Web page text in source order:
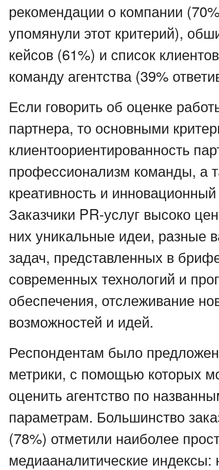
рекомендации о компании
упомянули этот критерий),
кейсов (61%) и список
команду агентства (39%
Если говорить об оценке
партнера, то основными
клиентоориентированность
профессионализм команды, а
креативность и
Заказчики PR-услуг высоко
них уникальные идеи, разные
задач, представленных в
современных технологий и
обеспечения, отслеживание
возможностей и идей.
Респондентам было
метрики, с помощью которых
оценить агентство по
параметрам. Большинство
(78%) отметили наиболее
медиааналитические индексы: